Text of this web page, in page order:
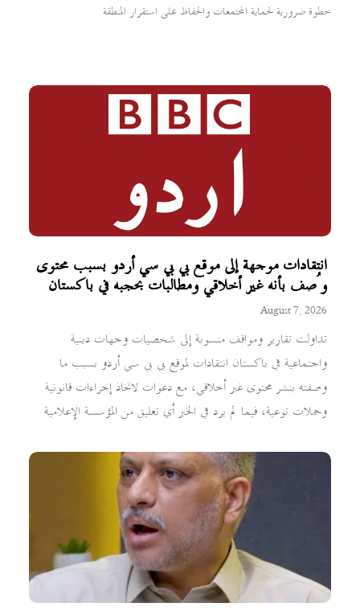
انتقادات موجهة إلى موقع بي بي سي أردو بسبب محتوى
وُصف بأنه غير أخلاقي ومطالبات بحجبه في باكستان
August 7, 2026
تداولت تقارير ومواقف منسوبة إلى شخصيات وجهات دينية
واجتماعية في باكستان انتقادات لموقع بي بي سي أردو بسبب ما
وصفته بنشر محتوى غير أخلاقي، مع دعوات لاتخاذ إجراءات قانونية
وحملات توعية، فيما لم يرد في الخبر أي تعليق من المؤسسة الإعلامية
خطوة ضرورية لحماية المجتمعات والحفاظ على استقرار المنطقة